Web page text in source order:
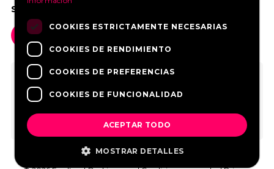
SOCIAL MEDIA
COOKIES ESTRICTAMENTE NECESARIAS
COOKIES DE RENDIMIENTO
COOKIES DE PREFERENCIAS
COOKIES DE FUNCIONALIDAD
ACEPTAR TODO
MOSTRAR DETALLES